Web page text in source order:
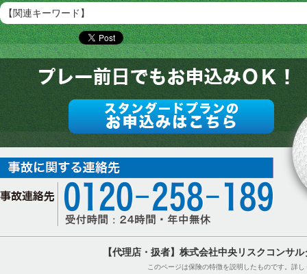
【関連キーワード】
【代理店・扱者】株式会社中央リスクコンサ
このページは保険の特徴を説明したものです。詳